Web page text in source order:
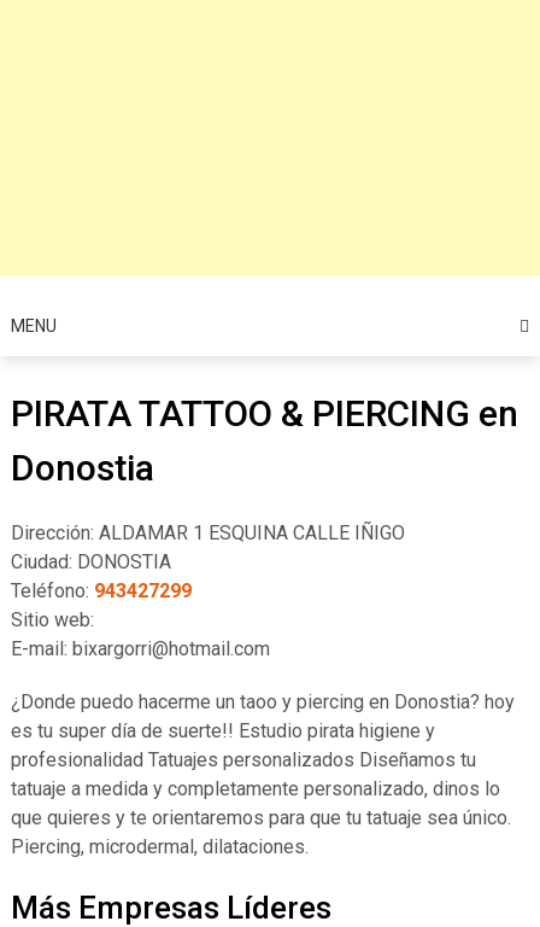
MENU
PIRATA TATTOO & PIERCING en
Donostia
Dirección: ALDAMAR 1 ESQUINA CALLE IÑIGO
Ciudad: DONOSTIA
Teléfono: 943427299
Sitio web:
E-mail: bixargorri@hotmail.com
¿Donde puedo hacerme un taoo y piercing en Donostia? hoy
es tu super día de suerte!! Estudio pirata higiene y
profesionalidad Tatuajes personalizados Diseñamos tu
tatuaje a medida y completamente personalizado, dinos lo
que quieres y te orientaremos para que tu tatuaje sea único.
Piercing, microdermal, dilataciones.
Más Empresas Líderes